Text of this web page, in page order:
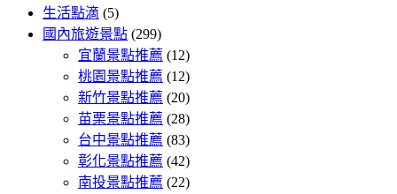
生活點滴 (5)
國內旅遊景點 (299)
宜蘭景點推薦 (12)
桃園景點推薦 (12)
新竹景點推薦 (20)
苗栗景點推薦 (28)
台中景點推薦 (83)
彰化景點推薦 (42)
南投景點推薦 (22)